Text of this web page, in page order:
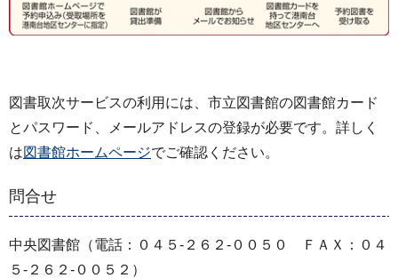
図書取次サービスの利用には、市立図書館の図書館カード
とパスワード、メールアドレスの登録が必要です。詳しく
は図書館ホームページでご確認ください。
問合せ
中央図書館（電話：０４５-２６２-００５０ ＦＡＸ：０４
５-２６２-００５２）